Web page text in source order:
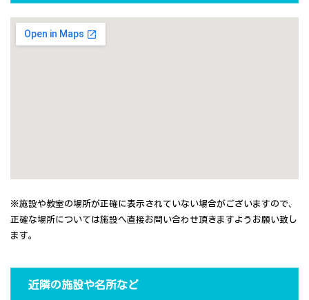
※施設や教室の場所が正確に表示されていない場合がございますので、
正確な場所については施設へ直接お問い合わせ頂きますようお願い致し
ます。
近隣の施設や名所など